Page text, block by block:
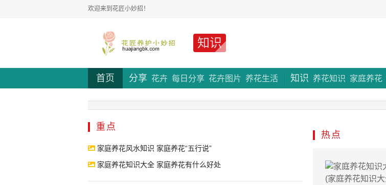
欢迎来到花匠小妙招！
知识
首页 分享 花卉 每日分享 花卉图片 养花生活 知识 养花知识 家庭养花
重点
家庭养花风水知识 家庭养花“五行说”
家庭养花知识大全 家庭养花有什么好处
热点